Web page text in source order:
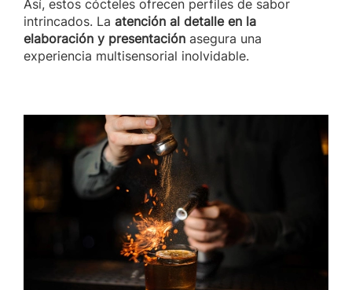
Así, estos cócteles ofrecen perfiles de sabor
intrincados. La atención al detalle en la
elaboración y presentación asegura una
experiencia multisensorial inolvidable.